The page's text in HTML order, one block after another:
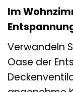
Im
Verwandeln
Oase der